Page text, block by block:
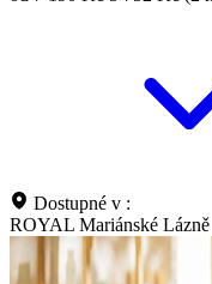
Dostupné v :
ROYAL Mariánské Lázně